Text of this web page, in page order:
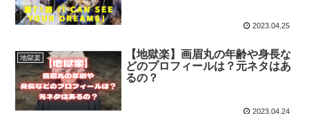
2023.04.25
地獄楽
【地獄楽】画眉丸の年齢や身長な
どのプロフィールは？元ネタはあ
るの？
2023.04.24